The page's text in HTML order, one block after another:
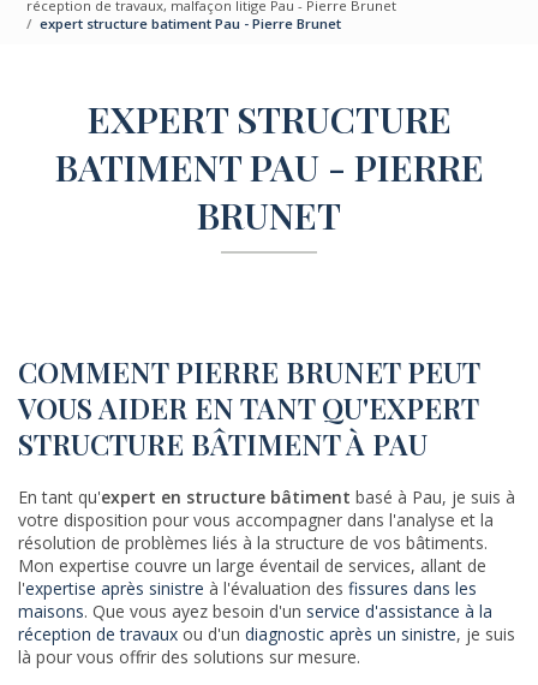
réception de travaux, malfaçon litige Pau - Pierre Brunet
expert structure batiment Pau - Pierre Brunet
EXPERT STRUCTURE
BATIMENT PAU - PIERRE
BRUNET
COMMENT PIERRE BRUNET PEUT
VOUS AIDER EN TANT QU'EXPERT
STRUCTURE BÂTIMENT À PAU
En tant qu'expert en structure bâtiment basé à Pau, je suis à
votre disposition pour vous accompagner dans l'analyse et la
résolution de problèmes liés à la structure de vos bâtiments.
Mon expertise couvre un large éventail de services, allant de
l'expertise après sinistre à l'évaluation des fissures dans les
maisons. Que vous ayez besoin d'un service d'assistance à la
réception de travaux ou d'un diagnostic après un sinistre, je suis
là pour vous offrir des solutions sur mesure.